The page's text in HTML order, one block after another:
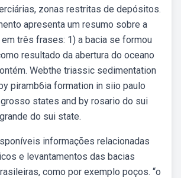
zonas restritas de depósitos.
apresenta um resumo sobre a
em três frases: 1) a bacia se formou
resultado da abertura do oceano
Webthe triassic sedimentation
piramb6ia formation in siio paulo
states and by rosario do sui
do sui state.
informações relacionadas
e levantamentos das bacias
como por exemplo poços. “o